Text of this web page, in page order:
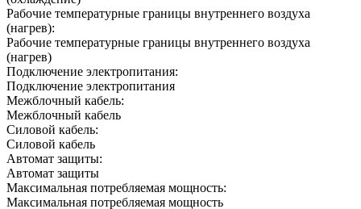
Рабочие температурные границы внутреннего воздуха
(нагрев):
Рабочие температурные границы внутреннего воздуха
(нагрев)
Подключение электропитания:
Подключение электропитания
Межблочный кабель:
Межблочный кабель
Силовой кабель:
Силовой кабель
Автомат защиты:
Автомат защиты
Максимальная потребляемая мощность:
Максимальная потребляемая мощность